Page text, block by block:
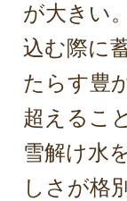
が大きい
込む際に
たらす豊
超えるこ
雪解け水
しさが格